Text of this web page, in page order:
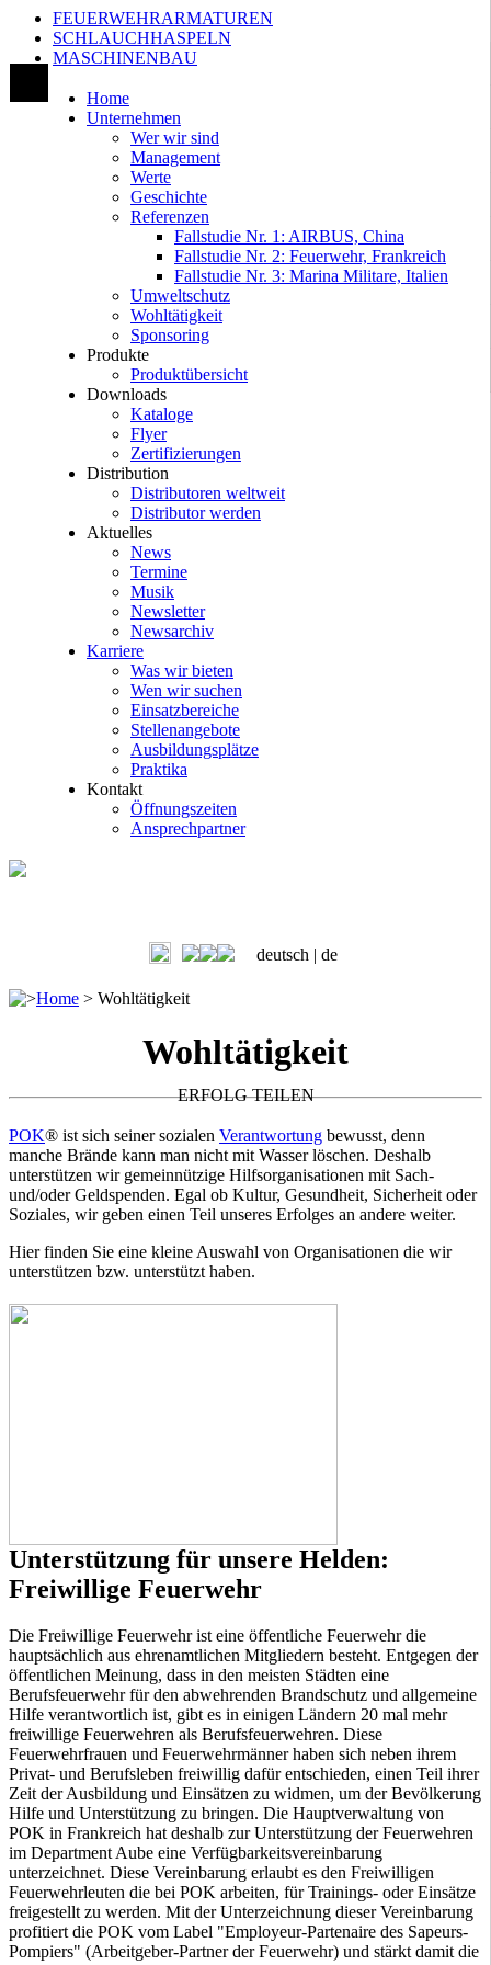
FEUERWEHRARMATUREN
SCHLAUCHHASPELN
MASCHINENBAU
Home
Unternehmen
Wer wir sind
Management
Werte
Geschichte
Referenzen
Fallstudie Nr. 1: AIRBUS, China
Fallstudie Nr. 2: Feuerwehr, Frankreich
Fallstudie Nr. 3: Marina Militare, Italien
Umweltschutz
Wohltätigkeit
Sponsoring
Produkte
Produktübersicht
Downloads
Kataloge
Flyer
Zertifizierungen
Distribution
Distributoren weltweit
Distributor werden
Aktuelles
News
Termine
Musik
Newsletter
Newsarchiv
Karriere
Was wir bieten
Wen wir suchen
Einsatzbereiche
Stellenangebote
Ausbildungsplätze
Praktika
Kontakt
Öffnungszeiten
Ansprechpartner
deutsch | de
>Home > Wohltätigkeit
Wohltätigkeit
ERFOLG TEILEN
POK® ist sich seiner sozialen Verantwortung bewusst, denn
manche Brände kann man nicht mit Wasser löschen. Deshalb
unterstützen wir gemeinnützige Hilfsorganisationen mit Sach-
und/oder Geldspenden. Egal ob Kultur, Gesundheit, Sicherheit oder
Soziales, wir geben einen Teil unseres Erfolges an andere weiter.
Hier finden Sie eine kleine Auswahl von Organisationen die wir
unterstützen bzw. unterstützt haben.
Unterstützung für unsere Helden:
Freiwillige Feuerwehr
Die Freiwillige Feuerwehr ist eine öffentliche Feuerwehr die
hauptsächlich aus ehrenamtlichen Mitgliedern besteht. Entgegen der
öffentlichen Meinung, dass in den meisten Städten eine
Berufsfeuerwehr für den abwehrenden Brandschutz und allgemeine
Hilfe verantwortlich ist, gibt es in einigen Ländern 20 mal mehr
freiwillige Feuerwehren als Berufsfeuerwehren. Diese
Feuerwehrfrauen und Feuerwehrmänner haben sich neben ihrem
Privat- und Berufsleben freiwillig dafür entschieden, einen Teil ihrer
Zeit der Ausbildung und Einsätzen zu widmen, um der Bevölkerung
Hilfe und Unterstützung zu bringen. Die Hauptverwaltung von
POK in Frankreich hat deshalb zur Unterstützung der Feuerwehren
im Department Aube eine Verfügbarkeitsvereinbarung
unterzeichnet. Diese Vereinbarung erlaubt es den Freiwilligen
Feuerwehrleuten die bei POK arbeiten, für Trainings- oder Einsätze
freigestellt zu werden. Mit der Unterzeichnung dieser Vereinbarung
profitiert die POK vom Label "Employeur-Partenaire des Sapeurs-
Pompiers" (Arbeitgeber-Partner der Feuerwehr) und stärkt damit die